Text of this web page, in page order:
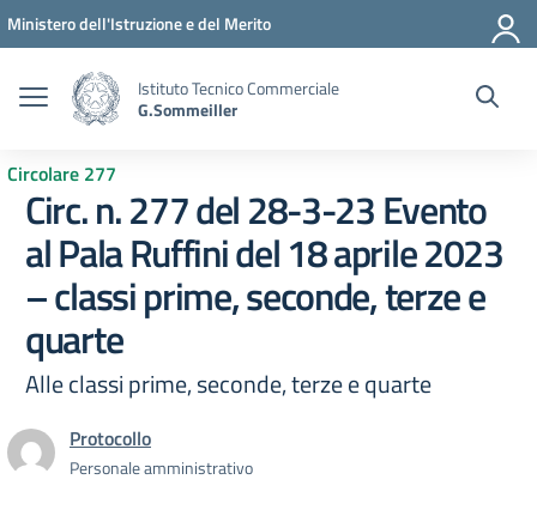
Vai ai contenuti
Vai al menu di navigazione
Vai al footer
Ministero dell'Istruzione e del Merito
Istituto Tecnico Commerciale
G.Sommeiller
Circolare 277
Circ. n. 277 del 28-3-23 Evento
al Pala Ruffini del 18 aprile 2023
– classi prime, seconde, terze e
quarte
Alle classi prime, seconde, terze e quarte
Protocollo
Personale amministrativo